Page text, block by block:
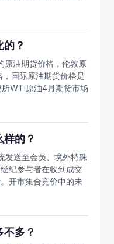
联系起来。随着我们
他将会迸发出新的活
？
原油期货价格，伦敦原
国际原油期货价格是
WTI原油4月期货市场
格上涨，报64.37美元/
要的原油期货合约，
轻质低硫原油即“西
所（SGX）的迪拜酸
货价格变化。投资中
货价格，从目前的国
或将超过400元一
的？
发送至会员、境外特殊
纪参与者在收到成交
开市集合竞价中的未
原油期货的最新行情
员、境外特殊参与者
，并应当及时核对。
多？